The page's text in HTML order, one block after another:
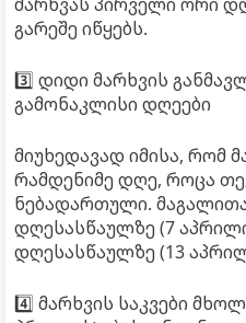
გარეშე იწყებს.
3️⃣ დიდი მარხვის
გამონაკლისი დღეები
მიუხედავად იმისა, რომ
რამდენიმე დღე, როცა
ნებადართული.
დღესასწაულზე (7
დღესასწაულზე (13
4️⃣ მარხვის საკვები